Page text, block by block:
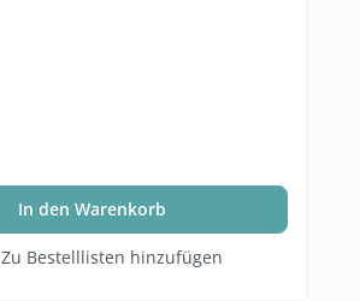
In den Warenkorb
Zu Bestelllisten hinzufügen